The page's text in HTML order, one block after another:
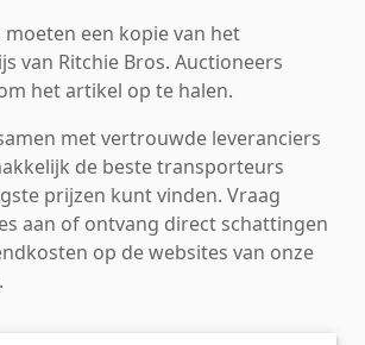
een kopie van het
van Ritchie Bros. Auctioneers
het artikel op te halen.
met vertrouwde leveranciers
de beste transporteurs
prijzen kunt vinden. Vraag
aan of ontvang direct schattingen
op de websites van onze